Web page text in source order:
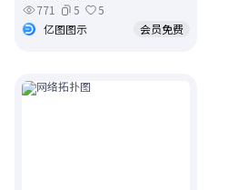
771
5
5
亿图图示
会员免费